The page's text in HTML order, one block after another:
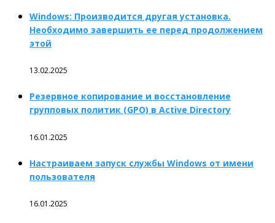
Windows: Производится другая установка.
Необходимо завершить ее перед продолжением
этой
13.02.2025
Резервное копирование и восстановление
групповых политик (GPO) в Active Directory
16.01.2025
Настраиваем запуск службы Windows от имени
пользователя
16.01.2025